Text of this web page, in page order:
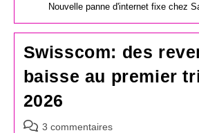
Nouvelle panne d'internet fixe chez
Swisscom: des
baisse au premier
2026
Commentaires
3 commentaires